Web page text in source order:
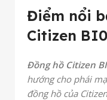
Điểm nổi
Citizen
Đồng hồ Citizen
hướng cho phái
đồng hồ của